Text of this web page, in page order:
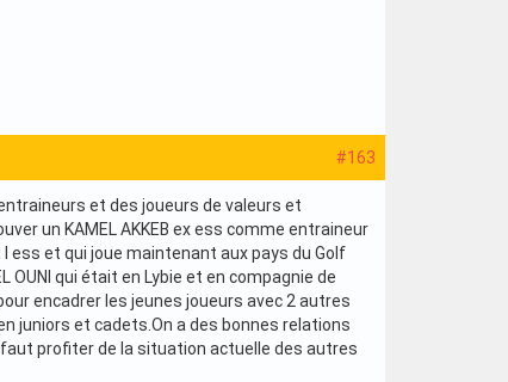
#163
et des joueurs de valeurs et
un KAMEL AKKEB ex ess comme entraineur
l ess et qui joue maintenant aux pays du Golf
OUNI qui était en Lybie et en compagnie de
encadrer les jeunes joueurs avec 2 autres
juniors et cadets.On a des bonnes relations
faut profiter de la situation actuelle des autres